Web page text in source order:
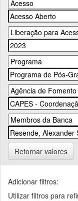
Retornar valores
Adicionar filtros:
Utilizar filtros para